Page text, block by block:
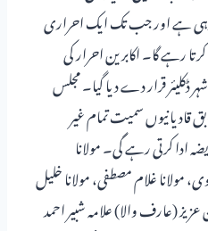
آرہی ہے اور جب تک ایک احراری
رہے گا۔ اکابرین احرار کی
ڈکلیئر قرار دے دیا گیا۔ مجلس
قادیانیوں سمیت تمام غیر
ادا کرتی رہے گی۔ مولانا
مولانا غلام مصطفی، مولانا خلیل
(عارف والا) علامہ شبیر احمد